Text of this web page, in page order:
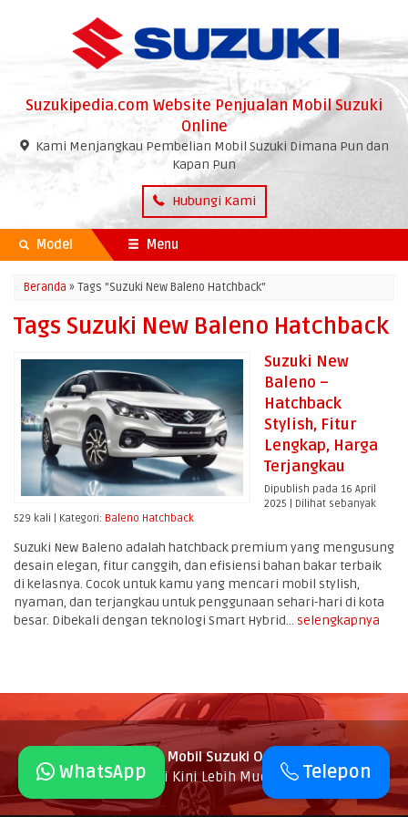
Suzukipedia.com Website Penjualan Mobil Suzuki
Online
Kami Menjangkau Pembelian Mobil Suzuki Dimana Pun dan
Kapan Pun
Hubungi Kami
Model Menu
Beranda »Tags "Suzuki New Baleno Hatchback"
Tags Suzuki New Baleno Hatchback
Suzuki New
Baleno –
Hatchback
Stylish, Fitur
Lengkap, Harga
Terjangkau
Dipublish pada 16 April
2025 | Dilihat sebanyak
529 kali | Kategori: Baleno Hatchback
Suzuki New Baleno adalah hatchback premium yang mengusung
desain elegan, fitur canggih, dan efisiensi bahan bakar terbaik
di kelasnya. Cocok untuk kamu yang mencari mobil stylish,
nyaman, dan terjangkau untuk penggunaan sehari-hari di kota
besar. Dibekali dengan teknologi Smart Hybrid... selengkapnya
SuzukiPedia Dealer Mobil Suzuki Online
Suzuki Kini Lebih Mudah
Telepon
WhatsApp